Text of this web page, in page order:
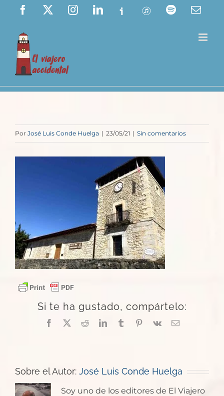
Saltar
contenido
Facebook InstagramLinkedIn
Ivoox ITunes Spotify
Por José Luis Conde Huelga | 23/05/21 | Sin comentarios
Si te ha gustado, compártelo:
Facebook
X RedditLinkedInTumblrPinterest
Vk
Correo
Sobre el Autor: José Luis Conde Huelga
Soy uno de los editores de El Viajero